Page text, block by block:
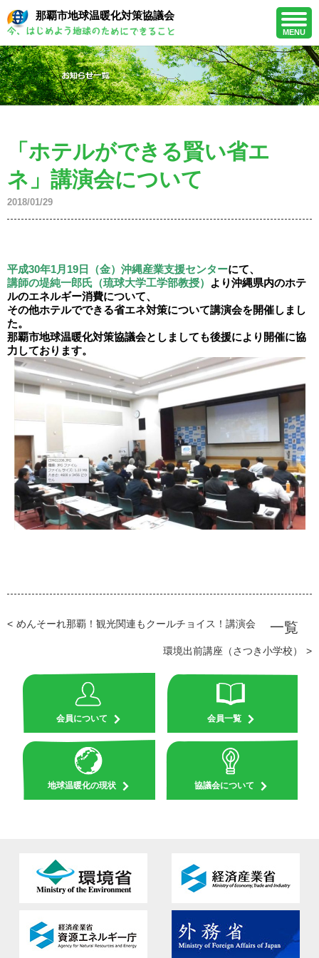
那覇市地球温暖化対策協議会
MENU
「ホテルができる賢い省エ
ネ」講演会について
2018/01/29
平成30年1月19日（金）沖縄産業支援センターにて、
講師の堤純一郎氏（琉球大学工学部教授）
より沖縄県内のホテ
ルのエネルギー消費について、
その他ホテルでできる省エネ対策について講演会を開催しまし
た。
那覇市地球温暖化対策協議会としましても後援により開催に協
力しております。
めんそーれ那覇！観光関連もクールチョイス！講演会 一覧
環境出前講座（さつき小学校）
会員について 会員一覧
地球温暖化の現状 協議会について